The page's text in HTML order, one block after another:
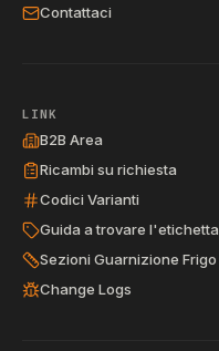
Contattaci
LINK
B2B Area
Ricambi su richiesta
Codici Varianti
Guida a trovare l'etichetta
Sezioni Guarnizione Frigo
Change Logs